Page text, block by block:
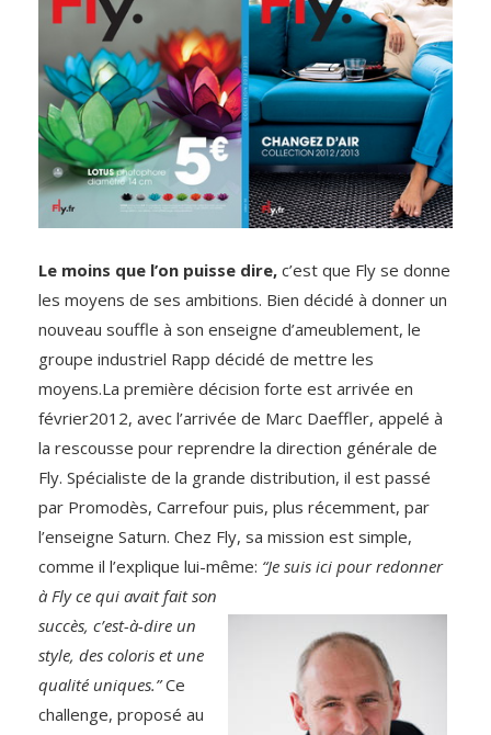
Le moins que l’on puisse dire, c’est que Fly se donne
les moyens de ses ambitions. Bien décidé à donner un
nouveau souffle à son enseigne d’ameublement, le
groupe industriel Rapp décidé de mettre les
moyens.La première décision forte est arrivée en
février2012, avec l’arrivée de Marc Daeffler, appelé à
la rescousse pour reprendre la direction générale de
Fly. Spécialiste de la grande distribution, il est passé
par Promodès, Carrefour puis, plus récemment, par
l’enseigne Saturn. Chez Fly, sa mission est simple,
comme il l’explique lui-même: “Je suis ici pour redonner
à Fly ce qui avaitfait son
succès, c’est-à-dire un
style, des coloris et une
qualité uniques.”Ce
challenge, proposé au